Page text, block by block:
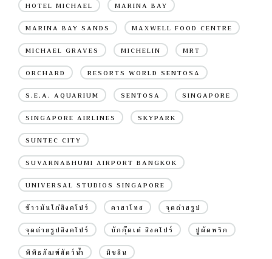
HOTEL MICHAEL MARINA BAY
MARINA BAY SANDS MAXWELL FOOD CENTRE
MICHAEL GRAVES MICHELIN MRT
ORCHARD RESORTS WORLD SENTOSA
S.E.A. AQUARIUM SENTOSA SINGAPORE
SINGAPORE AIRLINES SKYPARK
SUNTEC CITY
SUVARNABHUMI AIRPORT BANGKOK
UNIVERSAL STUDIOS SINGAPORE
ข้าวมันไก่สิงคโปร์ คายาโทส จุดถ่ายรูป
จุดถ่ายรูปสิงคโปร์ บักกุ๊ดเต๋ สิงคโปร์ ปูผัดพริก
พิพิธภัณฑ์สัตว์น้ำ มิชลิน